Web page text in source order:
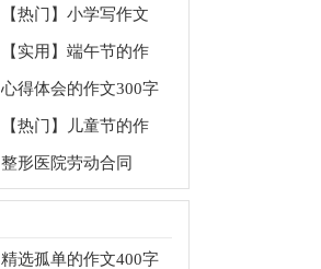
【热门】小学写作文
400字合集十篇
【实用】端午节的作
文700字集合10篇
心得体会的作文300字
集锦五篇
【热门】儿童节的作
文700字4篇
整形医院劳动合同
精选孤单的作文400字